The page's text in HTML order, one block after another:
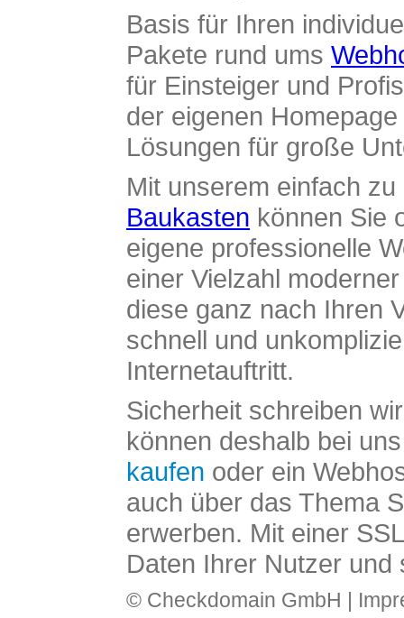
Basis für Ihren
Pakete rund ums
für Einsteiger und
der eigenen
Lösungen für große
Mit unserem einfach
Baukasten können Sie
eigene professionelle
einer Vielzahl
diese ganz nach Ihren
schnell und
Internetauftritt.
Sicherheit schreiben
können deshalb bei
kaufen oder ein
auch über das Thema
erwerben. Mit einer
Daten Ihrer Nutzer und
© Checkdomain GmbH |